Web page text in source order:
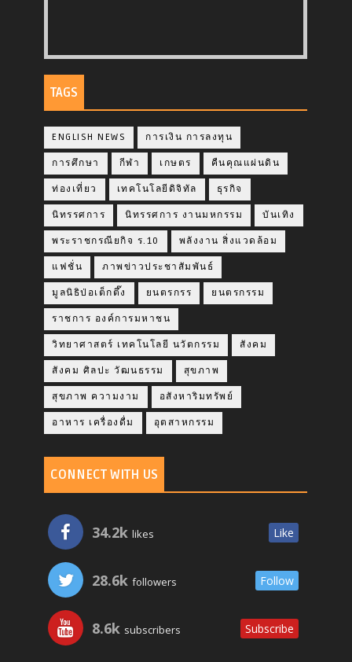
TAGS
ENGLISH NEWS การเงิน การลงทุน
การศึกษา กีฬา เกษตร คืนคุณแผ่นดิน
ท่องเที่ยว เทคโนโลยีดิจิทัล ธุรกิจ
นิทรรศการ นิทรรศการ งานมหกรรม บันเทิง
พระราชกรณียกิจ ร.10 พลังงาน สิ่งแวดล้อม
แฟชั่น ภาพข่าวประชาสัมพันธ์
มูลนิธิป่อเต็กตึ๊ง ยนตรกรร ยนตรกรรม
ราชการ องค์การมหาชน
วิทยาศาสตร์ เทคโนโลยี นวัตกรรม สังคม
สังคม ศิลปะ วัฒนธรรม สุขภาพ
สุขภาพ ความงาม อสังหาริมทรัพย์
อาหาร เครื่องดื่ม อุตสาหกรรม
CONNECT WITH US
34.2k likes Like
28.6k followers Follow
8.6k subscribers Subscribe